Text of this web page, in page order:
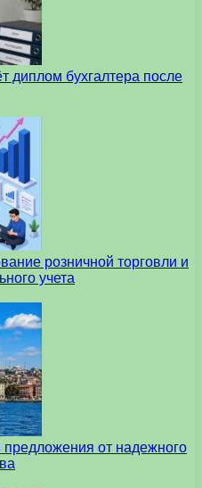
диплом бухгалтера после
розничной торговли и
учета
от надежного